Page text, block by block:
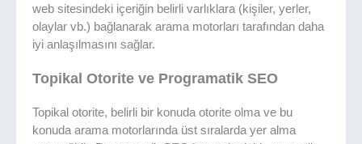
web sitesindeki içeriğin belirli varlıklara (kişiler, yerler,
olaylar vb.) bağlanarak arama motorları tarafından daha
iyi anlaşılmasını sağlar.
Topikal Otorite ve Programatik SEO
Topikal otorite, belirli bir konuda otorite olma ve bu
konuda arama motorlarında üst sıralarda yer alma